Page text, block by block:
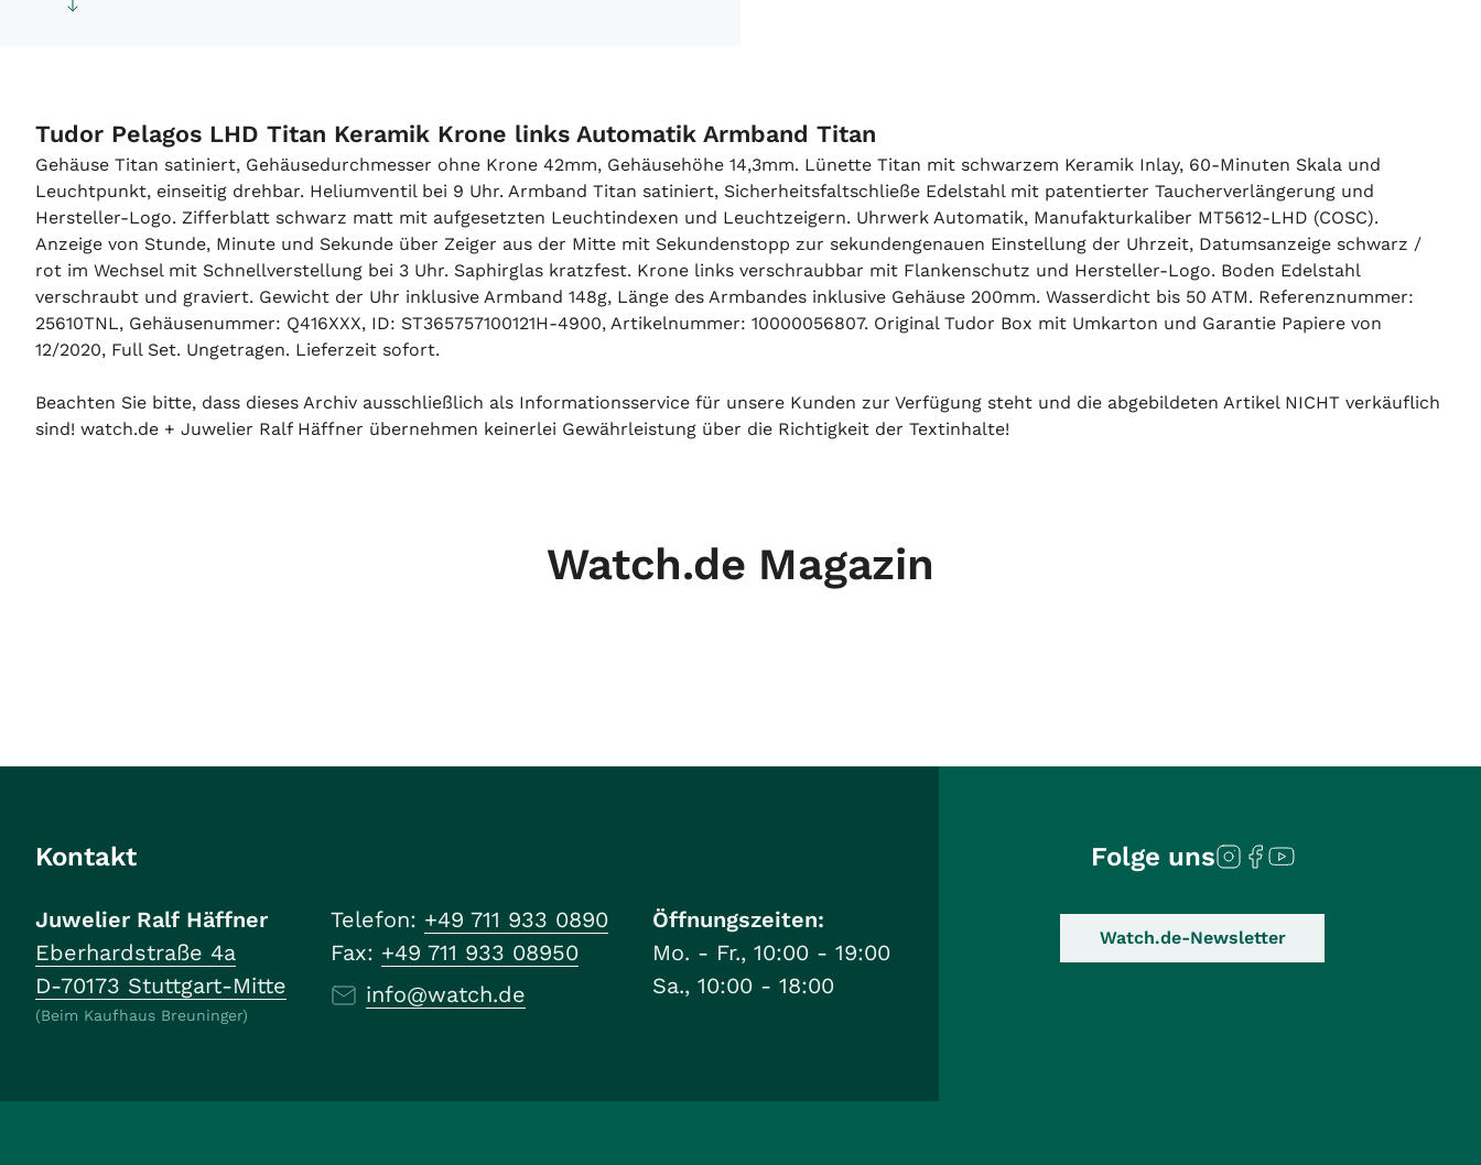
Tudor Pelagos LHD Titan Keramik Krone links Automatik Armband Titan
Gehäuse Titan satiniert, Gehäusedurchmesser ohne Krone 42mm, Gehäusehöhe 14,3mm. Lünette Titan mit schwarzem Keramik Inlay, 60-Minuten Skala und
Leuchtpunkt, einseitig drehbar. Heliumventil bei 9 Uhr. Armband Titan satiniert, Sicherheitsfaltschließe Edelstahl mit patentierter Taucherverlängerung und
Hersteller-Logo. Zifferblatt schwarz matt mit aufgesetzten Leuchtindexen und Leuchtzeigern. Uhrwerk Automatik, Manufakturkaliber MT5612-LHD (COSC).
Anzeige von Stunde, Minute und Sekunde über Zeiger aus der Mitte mit Sekundenstopp zur sekundengenauen Einstellung der Uhrzeit, Datumsanzeige schwarz /
rot im Wechsel mit Schnellverstellung bei 3 Uhr. Saphirglas kratzfest. Krone links verschraubbar mit Flankenschutz und Hersteller-Logo. Boden Edelstahl
verschraubt und graviert. Gewicht der Uhr inklusive Armband 148g, Länge des Armbandes inklusive Gehäuse 200mm. Wasserdicht bis 50 ATM. Referenznummer:
25610TNL, Gehäusenummer: Q416XXX, ID: ST365757100121H-4900, Artikelnummer: 10000056807. Original Tudor Box mit Umkarton und Garantie Papiere von
12/2020, Full Set. Ungetragen. Lieferzeit sofort.
Beachten Sie bitte, dass dieses Archiv ausschließlich als Informationsservice für unsere Kunden zur Verfügung steht und die abgebildeten Artikel NICHT verkäuflich
sind! watch.de + Juwelier Ralf Häffner übernehmen keinerlei Gewährleistung über die Richtigkeit der Textinhalte!
Watch.de Magazin
Kontakt
Juwelier Ralf Häffner
Eberhardstraße 4a
D-70173 Stuttgart-Mitte
(Beim Kaufhaus Breuninger)
Telefon: +49 711 933 0890
Fax: +49 711 933 08950
info@watch.de
Öffnungszeiten:
Mo. - Fr., 10:00 - 19:00
Sa., 10:00 - 18:00
Folge uns
Watch.de-Newsletter